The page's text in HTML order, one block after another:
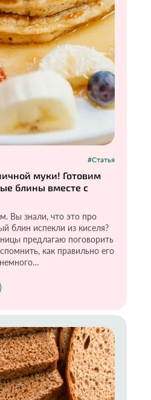
#Статья
муки! Готовим
блины вместе с
Вы знали, что это про
блин испекли из киселя?
предлагаю поговорить
как правильно его